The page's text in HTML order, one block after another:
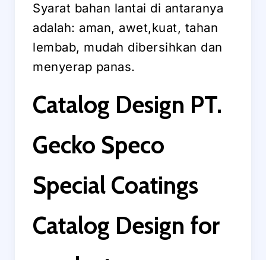
Syarat bahan lantai di antaranya
adalah: aman, awet,kuat, tahan
lembab, mudah dibersihkan dan
menyerap panas.
Catalog Design PT.
Gecko Speco
Special Coatings
Catalog Design for